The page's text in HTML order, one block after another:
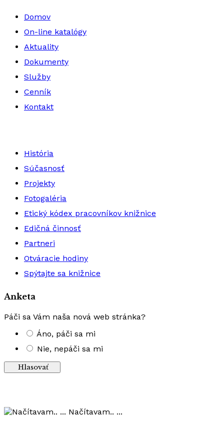
Domov
On-line katalógy
Aktuality
Dokumenty
Služby
Cenník
Kontakt
História
Súčasnosť
Projekty
Fotogaléria
Etický kódex pracovníkov knižnice
Edičná činnosť
Partneri
Otváracie hodiny
Spýtajte sa knižnice
Anketa
Páči sa Vám naša nová web stránka?
Áno, páči sa mi
Nie, nepáči sa mi
Načítavam.. ...